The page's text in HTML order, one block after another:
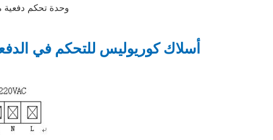
وحدة تحكم دفعية
أسلاك كوريوليس للتحكم في